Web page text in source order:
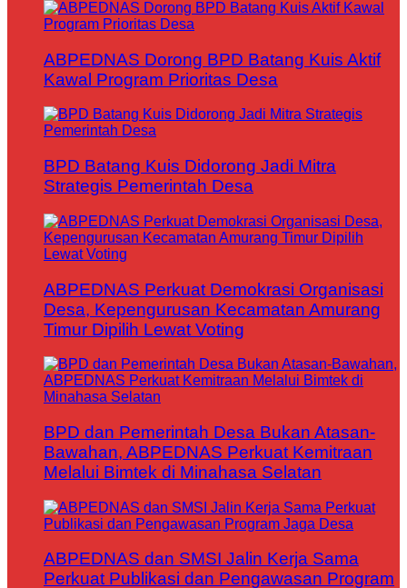
ABPEDNAS Dorong BPD Batang Kuis Aktif
Kawal Program Prioritas Desa
BPD Batang Kuis Didorong Jadi Mitra
Strategis Pemerintah Desa
ABPEDNAS Perkuat Demokrasi Organisasi
Desa, Kepengurusan Kecamatan Amurang
Timur Dipilih Lewat Voting
BPD dan Pemerintah Desa Bukan Atasan-
Bawahan, ABPEDNAS Perkuat Kemitraan
Melalui Bimtek di Minahasa Selatan
ABPEDNAS dan SMSI Jalin Kerja Sama
Perkuat Publikasi dan Pengawasan Program